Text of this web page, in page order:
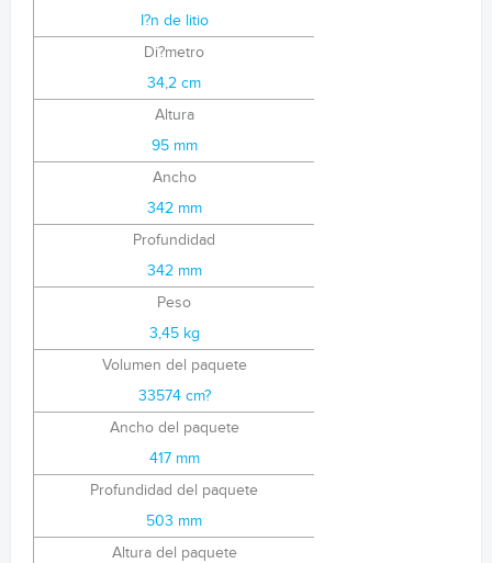
I?n de litio
Di?metro
34,2 cm
Altura
95 mm
Ancho
342 mm
Profundidad
342 mm
Peso
3,45 kg
Volumen del paquete
33574 cm?
Ancho del paquete
417 mm
Profundidad del paquete
503 mm
Altura del paquete